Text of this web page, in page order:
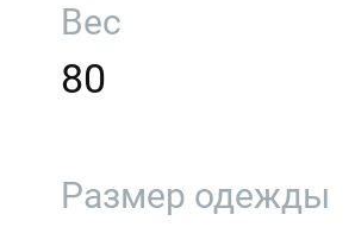
Вес
80
Размер одежды